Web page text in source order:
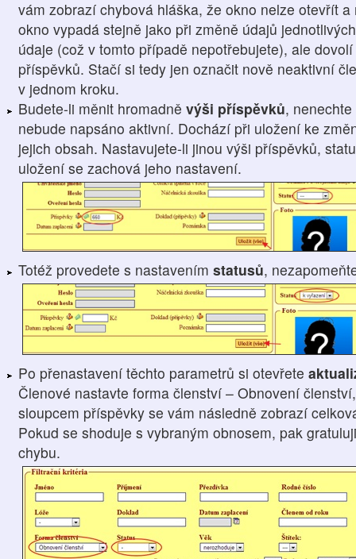
vám zobrazí chybová hláška, že okno nelze otevřít
okno vypadá stejně jako při změně údajů
údaje (což v tomto případě nepotřebujete), ale
příspěvků. Stačí si tedy jen označit nově neaktivní
v jednom kroku.
Budete-li měnit hromadně výši příspěvků,
nebude napsáno aktivní. Dochází při uložení ke
jejich obsah. Nastavujete-li jinou výši příspěvků,
uložení se zachová jeho nastavení.
Totéž provedete s nastavením statusů,
Po přenastavení těchto parametrů si otevřete
Členové nastavte forma členství – Obnovení
sloupcem příspěvky se vám následně zobrazí
Pokud se shoduje s vybraným obnosem, pak
chybu.